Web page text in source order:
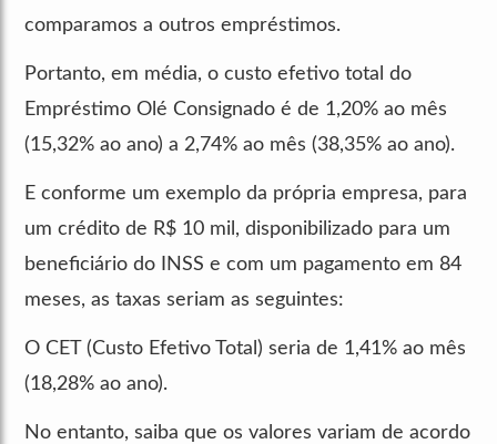
comparamos a outros empréstimos.
Portanto, em média, o custo efetivo total do
Empréstimo Olé Consignado é de 1,20% ao mês
(15,32% ao ano) a 2,74% ao mês (38,35% ao ano).
E conforme um exemplo da própria empresa, para
um crédito de R$ 10 mil, disponibilizado para um
beneficiário do INSS e com um pagamento em 84
meses, as taxas seriam as seguintes:
O CET (Custo Efetivo Total) seria de 1,41% ao mês
(18,28% ao ano).
No entanto, saiba que os valores variam de acordo